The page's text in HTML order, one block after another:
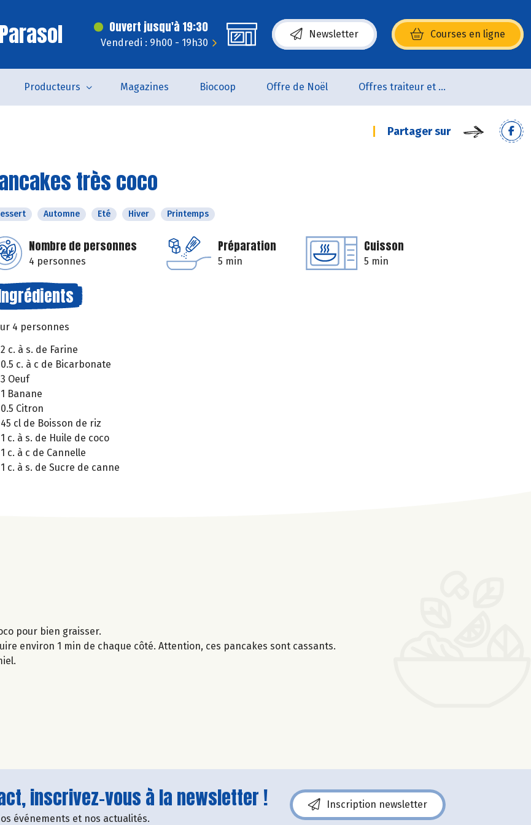
Ouvert jusqu'à 19:30
Vendredi : 9h00 - 19h30
Newsletter Courses en ligne
(s’ouvre dans une nouvelle fenêtre)
Producteurs Magazines Biocoop Offre de Noël Offres traiteur et pâtisserie
Partager sur
très coco
Automne Eté Hiver Printemps
Nombre de personnes
4 personnes
Préparation
5 min
Cuisson
5 min
4 personnes
2 c. à s. de Farine
0.5 c. à c de Bicarbonate
3 Oeuf
1 Banane
0.5 Citron
45 cl de Boisson de riz
1 c. à s. de Huile de coco
1 c. à c de Cannelle
1 c. à s. de Sucre de canne
pour bien graisser.
environ 1 min de chaque côté. Attention, ces pancakes sont cassants.
inscrivez-vous à la newsletter !
événements et nos actualités.
Inscription newsletter